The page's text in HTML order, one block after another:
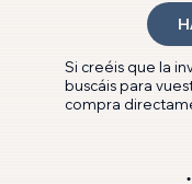
Si creéis que la
buscáis para
compra